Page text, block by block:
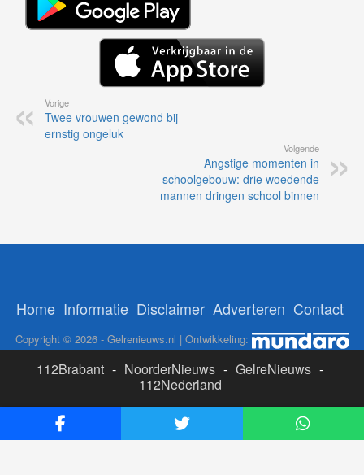
Vorige
Twee vrouwen gewond bij
ernstig ongeluk
Volgende
Angstige momenten in
schoolgebouw: drie woedende
mannen dringen school binnen
Home Informatie Disclaimer Adverteren Contact
Copyright © 2026 - Gelrenieuws.nl | Ontwikkeling:
112Brabant - NoorderNieuws - GelreNieuws -
112Nederland
ADS:
Likesbet Casino-OnlineCasinoReports.nl-